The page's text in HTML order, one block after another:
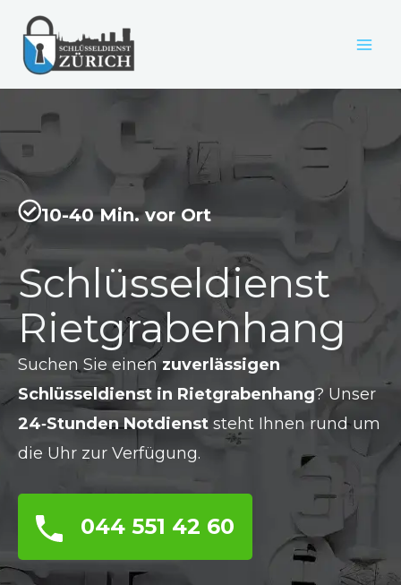
Inhalt
springen
10-40 Min. vor Ort
Schlüsseldienst
Rietgrabenhang
Suchen Sie einenzuverlässigen
Schlüsseldienst in Rietgrabenhang? Unser
24‑Stunden Notdienst steht Ihnen rund um
die Uhr zur Verfügung.
044 551 42 60